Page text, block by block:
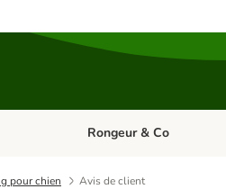
catégories: ChienDérouler les catégories: Chat
Rongeur & Co
pour chien Avis de client